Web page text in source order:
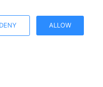
DENY ALLOW